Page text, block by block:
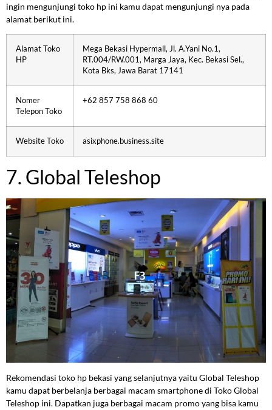
ingin mengunjungi toko hp ini kamu dapat mengunjungi nya pada
alamat berikut ini.
Alamat Toko
HP
Mega Bekasi Hypermall, Jl. A.Yani No.1,
RT.004/RW.001, Marga Jaya, Kec. Bekasi Sel.,
Kota Bks, Jawa Barat 17141
Nomer
Telepon Toko
+62 857 758 868 60
Website Toko asixphone.business.site
7. Global Teleshop
Rekomendasi toko hp bekasi yang selanjutnya yaitu Global Teleshop
kamu dapat berbelanja berbagai macam smartphone di Toko Global
Teleshop ini. Dapatkan juga berbagai macam promo yang bisa kamu